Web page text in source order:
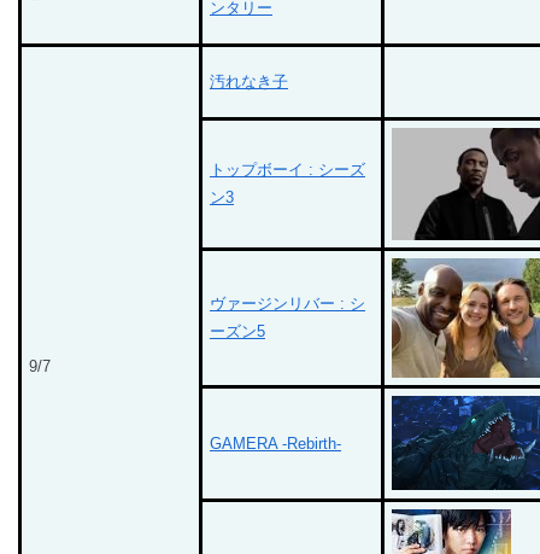
ンタリー
9/7
汚れなき子
トップボーイ : シーズ
ン3
ヴァージンリバー : シ
ーズン5
GAMERA -Rebirth-